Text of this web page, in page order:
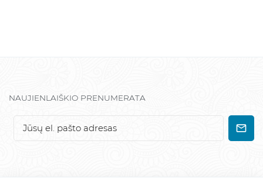
NAUJIENLAIŠKIO PRENUMERATA